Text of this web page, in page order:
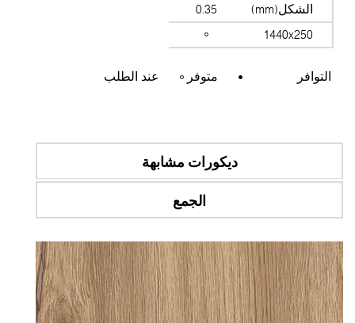
الشكل(mm)
1440x250
التوافر متوفر عند الطلب
ديكورات مشابهة
الجمع